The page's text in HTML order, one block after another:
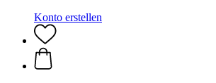
Konto erstellen